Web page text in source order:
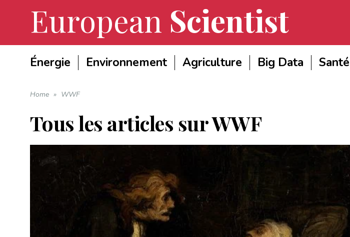
European Scientist
Énergie Environnement Agriculture Big Data Santé
Home » WWF
Tous les articles surWWF